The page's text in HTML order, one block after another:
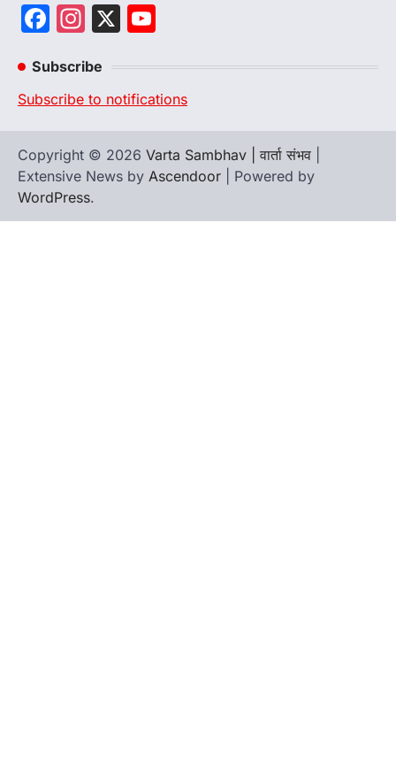
Facebook
Instagram
X
Subscribe
Subscribe to notifications
Copyright © 2026 Varta Sambhav | वार्ता संभव
Extensive News by Ascendoor | Powered by
WordPress.